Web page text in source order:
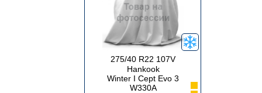
275/40 R22 107V
Hankook
Winter I Cept Evo 3
W330A